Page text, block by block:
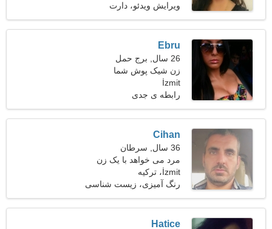
ویرایش ویدئو، دارت
Ebru
26 سال, برج حمل
زن شیک پوش شما
İzmit
رابطه ی جدی
Cihan
36 سال, سرطان
مرد می خواهد با یک زن
ملاقات کند
İzmit، ترکیه
رنگ آمیزی، زیست شناسی
Hatice